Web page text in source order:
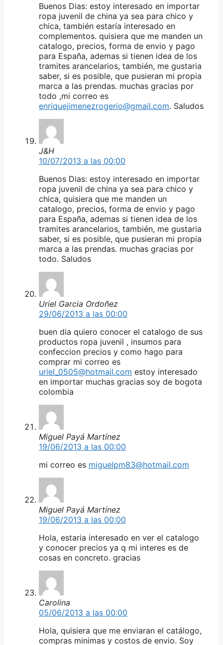
Buenos Dias: estoy interesado en importar
ropa juvenil de china ya sea para chico y
chica, también estaría interesado en
complementos. quisiera que me manden un
catalogo, precios, forma de envio y pago
para España, ademas si tienen idea de los
tramites arancelarios, también, me gustaria
saber, si es posible, que pusieran mi propia
marca a las prendas. muchas gracias por
todo ,mi correo es
enriquejimenezrogerio@gmail.com. Saludos
J&H
10/07/2013 a las 00:00
Buenos Dias: estoy interesado en importar
ropa juvenil de china ya sea para chico y
chica, quisiera que me manden un
catalogo, precios, forma de envio y pago
para España, ademas si tienen idea de los
tramites arancelarios, también, me gustaria
saber, si es posible, que pusieran mi propia
marca a las prendas. muchas gracias por
todo. Saludos
Uriel Garcia Ordoñez
29/06/2013 a las 00:00
buen dia quiero conocer el catalogo de sus
productos ropa juvenil , insumos para
confeccion precios y como hago para
comprar mi correo es
uriel_0505@hotmail.com estoy interesado
en importar muchas gracias soy de bogota
colombia
Miguel Payá Martínez
19/06/2013 a las 00:00
mi correo es miguelpm83@hotmail.com
Miguel Payá Martínez
19/06/2013 a las 00:00
Hola, estaria interesado en ver el catalogo
y conocer precios ya q mi interes es de
cosas en concreto. gracias
Carolina
05/06/2013 a las 00:00
Hola, quisiera que me enviaran el catálogo,
compras minimas y costos de envio. Soy